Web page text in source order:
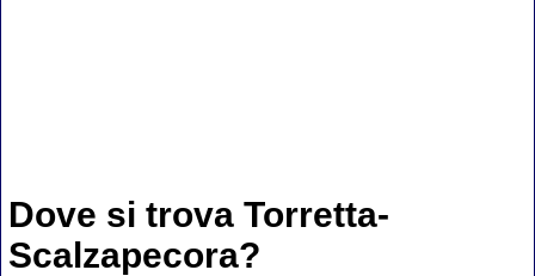
Dove si trova Torretta-
Scalzapecora?